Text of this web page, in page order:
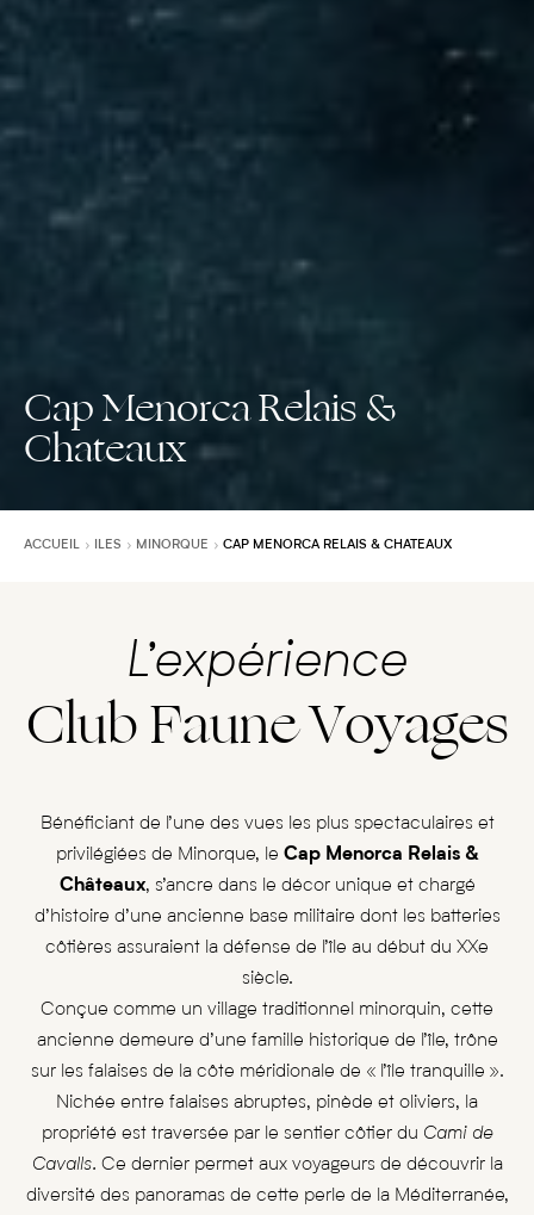
Cap Menorca Relais &
Chateaux
ACCUEIL ILES MINORQUE CAP MENORCA RELAIS & CHATEAUX
L’expérience
Club Faune Voyages
Bénéficiant de l’une des vues les plus spectaculaires et
privilégiées de Minorque, le Cap Menorca Relais &
Châteaux, s’ancre dans le décor unique et chargé
d’histoire d’une ancienne base militaire dont les batteries
côtières assuraient la défense de l’île au début du XXe
siècle.
Conçue comme un village traditionnel minorquin, cette
ancienne demeure d’une famille historique de l’île, trône
sur les falaises de la côte méridionale de « l’île tranquille ».
Nichée entre falaises abruptes, pinède et oliviers, la
propriété est traversée par le sentier côtier du Cami de
Cavalls. Ce dernier permet aux voyageurs de découvrir la
diversité des panoramas de cette perle de la Méditerranée,